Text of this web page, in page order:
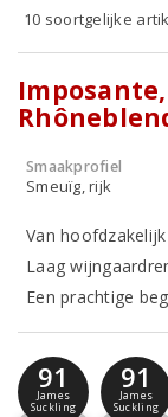
10 soortgelijke
Smaakprofiel
Smeuïg, rijk
Van
Laag
Een prachtige
91
James
Suckling
91
James
Suckling